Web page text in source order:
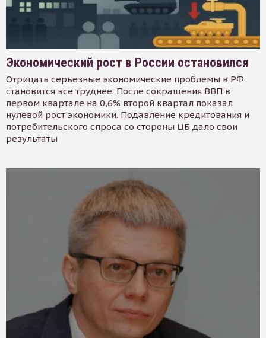
Экономический рост в России остановился
Отрицать серьезные экономические проблемы в РФ
становится все труднее. После сокращения ВВП в
первом квартале на 0,6% второй квартал показал
нулевой рост экономики. Подавление кредитования и
потребительского спроса со стороны ЦБ дало свои
результаты